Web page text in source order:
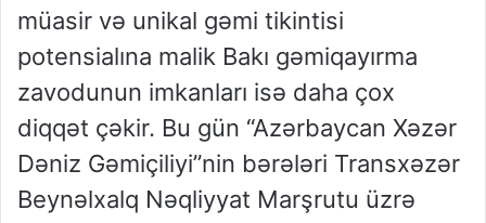
müasir və unikal gəmi tikintisi
potensialına malik Bakı gəmiqayırma
zavodunun imkanları isə daha çox
diqqət çəkir. Bu gün “Azərbaycan Xəzər
Dəniz Gəmiçiliyi”nin bərələri Transxəzər
Beynəlxalq Nəqliyyat Marşrutu üzrə